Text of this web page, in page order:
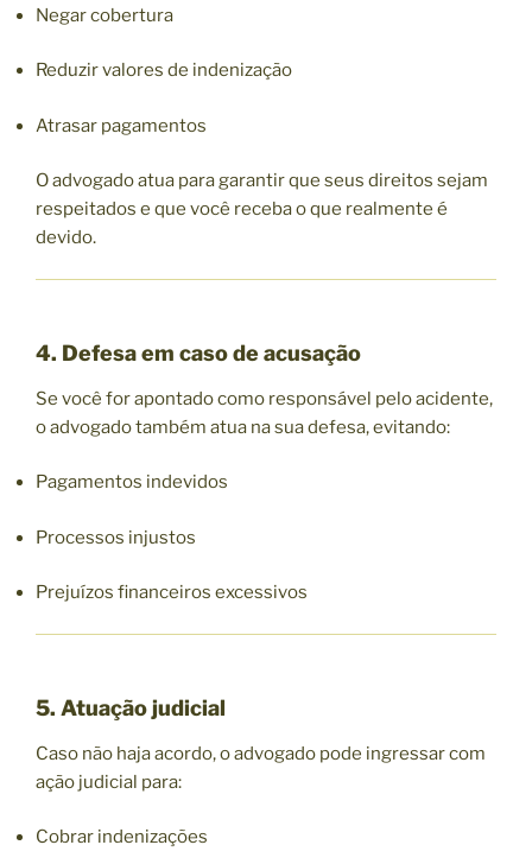
Negar cobertura
Reduzir valores de indenização
Atrasar pagamentos
O advogado atua para garantir que seus direitos sejam
respeitados e que você receba o que realmente é
devido.
4. Defesa em caso de acusação
Se você for apontado como responsável pelo acidente,
o advogado também atua na sua defesa, evitando:
Pagamentos indevidos
Processos injustos
Prejuízos financeiros excessivos
5. Atuação judicial
Caso não haja acordo, o advogado pode ingressar com
ação judicial para:
Cobrar indenizações